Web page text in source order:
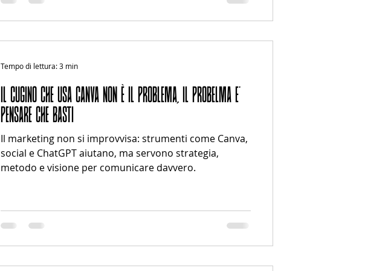
fare mir
IL CUGINO CHE USA CANVA NON È IL PROBLEMA, IL PROBELMA E'
PENSARE CHE BASTI
Il marketing non si improvvisa: strumenti come Canva,
social e ChatGPT aiutano, ma servono strategia,
metodo e visione per comunicare davvero.
Tempo di lettura: 3 min